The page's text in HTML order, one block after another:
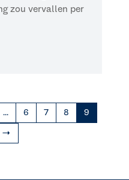
zou vervallen per
... 6 7 8
9
→